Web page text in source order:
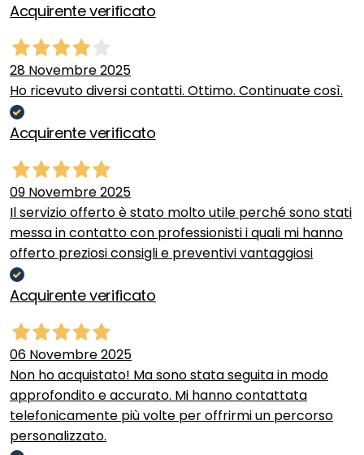
Acquirente verificato
28 Novembre 2025
Ho ricevuto diversi contatti. Ottimo. Continuate così.
Acquirente verificato
09 Novembre 2025
Il servizio offerto è stato molto utile perché sono stati
messa in contatto con professionisti i quali mi hanno
offerto preziosi consigli e preventivi vantaggiosi
Acquirente verificato
06 Novembre 2025
Non ho acquistato! Ma sono stata seguita in modo
approfondito e accurato. Mi hanno contattata
telefonicamente più volte per offrirmi un percorso
personalizzato.